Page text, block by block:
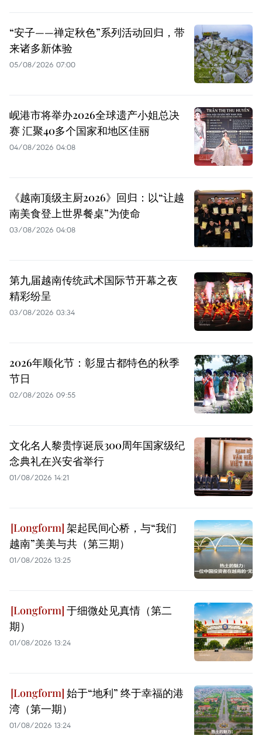
“安子——禅定秋色”系列活动回归，带
来诸多新体验
05/08/2026 07:00
岘港市将举办2026全球遗产小姐总决
赛 汇聚40多个国家和地区佳丽
04/08/2026 04:08
《越南顶级主厨2026》回归：以“让越
南美食登上世界餐桌”为使命
03/08/2026 04:08
第九届越南传统武术国际节开幕之夜
精彩纷呈
03/08/2026 03:34
2026年顺化节：彰显古都特色的秋季
节日
02/08/2026 09:55
文化名人黎贵惇诞辰300周年国家级纪
念典礼在兴安省举行
01/08/2026 14:21
架起民间心桥，与“我们
越南”美美与共（第三期）
01/08/2026 13:25
于细微处见真情（第二
期）
01/08/2026 13:24
始于“地利” 终于幸福的港
湾（第一期）
01/08/2026 13:24